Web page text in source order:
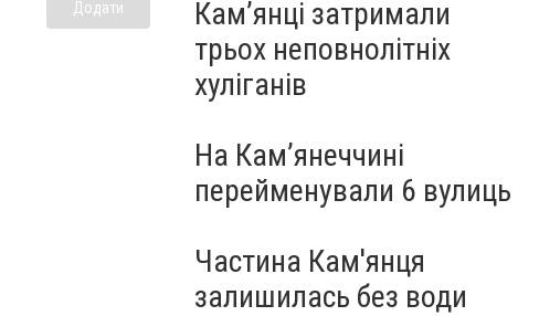
Додати
Кам’янці затримали
трьох неповнолітніх
хуліганів
На Камʼянеччині
перейменували 6 вулиць
Частина Кам'янця
залишилась без води